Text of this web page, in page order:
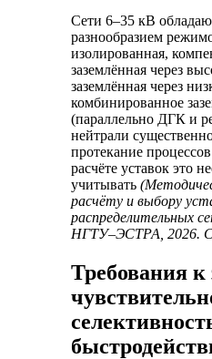
Сети 6–35 кВ
разнообразием
изолированная,
заземлённая через
заземлённая через
комбинированное
(параллельно ДГК и
нейтрали
протекание
расчёте уставок это
учитывать
расчёту и выбору
распределительных
НГТУ–ЭСТРА, 2026.
Требования